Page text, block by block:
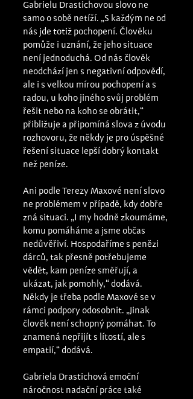
Gabrielu Drastichovou slovo ne
samo o sobě netíží. „S každým ne od
nás jde totiž pochopení. Člověku
pomůže i uznání, že jeho situace
není jednoduchá. Od nás člověk
neodchází jen s negativní odpovědí,
ale i s velkou mírou pochopení a s
radou, u koho jiného svůj problém
řešit nebo na koho se obrátit,“
přibližuje a připomíná slova z úvodu
rozhovoru, že někdy je pro úspěšné
řešení situace lepší dobrý kontakt
než peníze.
Ani podle Terezy Maxové není slovo
ne problémem v případě, kdy dobře
zná situaci. „I my hodně zkoumáme,
komu pomáháme a jsme občas
nedůvěřiví. Hospodaříme s penězi
dárců, tak přesně potřebujeme
vědět, kam peníze směřují, a
ukázat, jak pomohly,“ dodává.
Někdy je třeba podle Maxové se v
rámci podpory odosobnit. „Jinak
člověk není schopný pomáhat. To
znamená nepřijít s lítostí, ale s
empatií,“ dodává.
Gabriela Drastichová emoční
náročnost nadační práce také